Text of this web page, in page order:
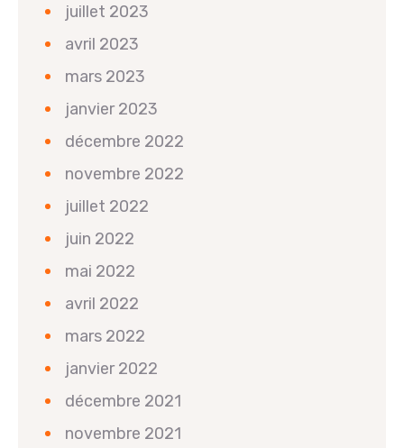
juillet 2023
avril 2023
mars 2023
janvier 2023
décembre 2022
novembre 2022
juillet 2022
juin 2022
mai 2022
avril 2022
mars 2022
janvier 2022
décembre 2021
novembre 2021